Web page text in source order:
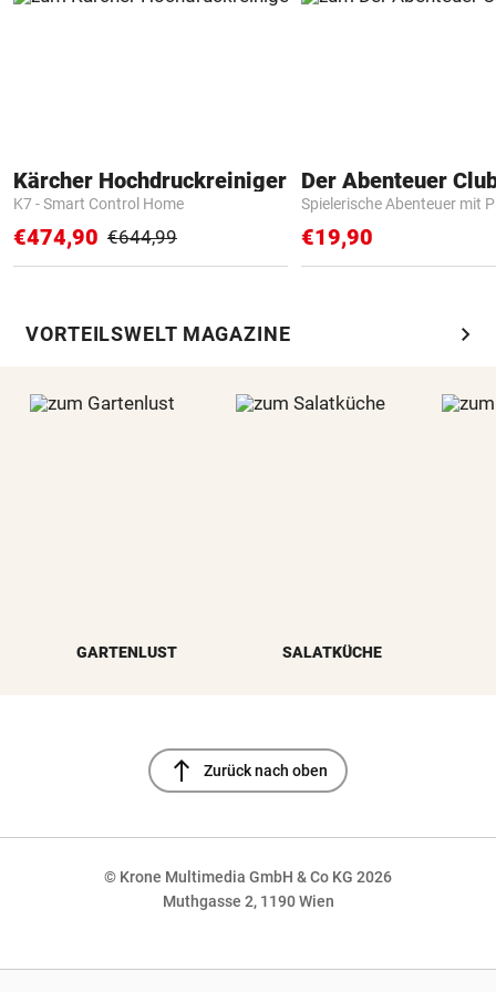
Kärcher Hochdruckreiniger
K7 - Smart Control Home
€474,90 €644,99
Der Abenteuer
Spielerische Abenteuer mit
€19,90
VORTEILSWELT MAGAZINE chevron_right
GARTENLUST SALATKÜCHE
north Zurück nach oben
© Krone Multimedia GmbH & Co KG 2026
Muthgasse 2, 1190 Wien
NaN%